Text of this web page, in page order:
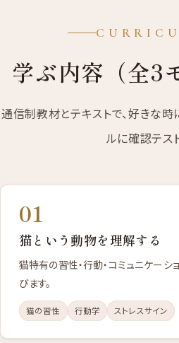
学ぶ内容（全3
通信制教材とテキストで、好きな
ルに確認テス
01
猫という動物を理解する
猫特有の習性・行動・コミュニケーシ
びます。
猫の習性 行動学 ストレスサイン